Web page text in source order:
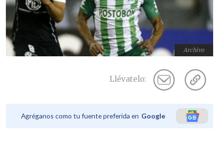
Archivo
Llévatelo:
Agréganos como tu fuente preferida en Google